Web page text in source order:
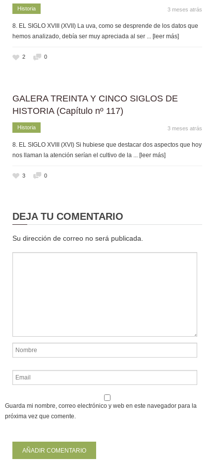
Historia 3 meses atrás
8. EL SIGLO XVIII (XVII) La uva, como se desprende de los datos que
hemos analizado, debía ser muy apreciada al ser ... [leer más]
2 0
GALERA TREINTA Y CINCO SIGLOS DE
HISTORIA (Capítulo nº 117)
Historia 3 meses atrás
8. EL SIGLO XVIII (XVI) Si hubiese que destacar dos aspectos que hoy
nos llaman la atención serían el cultivo de la
... [leer más]
3 0
DEJA TU COMENTARIO
Su dirección de correo no será publicada.
Guarda mi nombre, correo electrónico y web en este navegador para la
próxima vez que comente.